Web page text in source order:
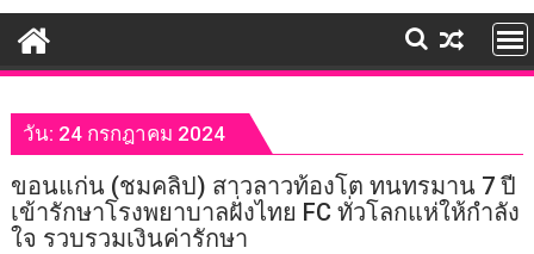
วัน: 24 กรกฎาคม 2024
ขอนแก่น (ชมคลิป) สาวลาวท้องโต ทนทรมาน 7 ปี
เข้ารักษาโรงพยาบาลฝั่งไทย FC ทั่วโลกแห่ให้กำลัง
ใจ รวบรวมเงินค่ารักษา